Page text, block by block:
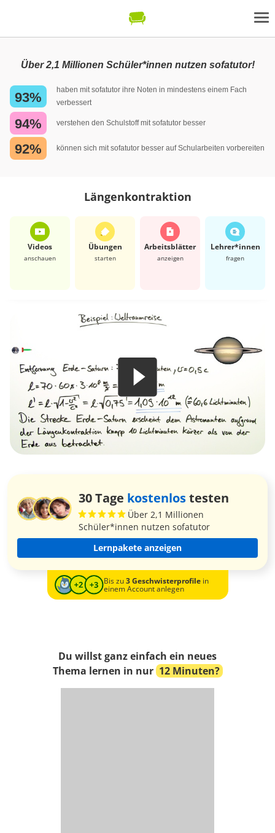
Über 2,1 Millionen Schüler*innen nutzen sofatutor!
93%
haben mit sofatutor ihre Noten in mindestens einem Fach
verbessert
94% verstehen den Schulstoff mit sofatutor besser
92% können sich mit sofatutor besser auf Schularbeiten vorbereiten
Längenkontraktion
Videos
anschauen
Übungen
starten
Arbeits­blätter
anzeigen
Lehrer*​innen
fragen
30 Tage kostenlostesten
Über 2,1 Millionen
Schüler*innen nutzen sofatutor
Lernpakete anzeigen
Bis zu3 Geschwisterprofilein
einem Account anlegen
Du willst ganz einfach ein neues
Thema lernen in nur 12 Minuten?